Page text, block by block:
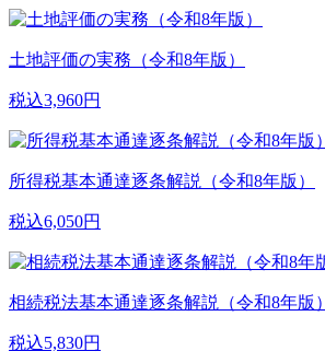
土地評価の実務（令和8年版）
税込3,960円
所得税基本通達逐条解説（令和8年版）
税込6,050円
相続税法基本通達逐条解説（令和8年版）
税込5,830円